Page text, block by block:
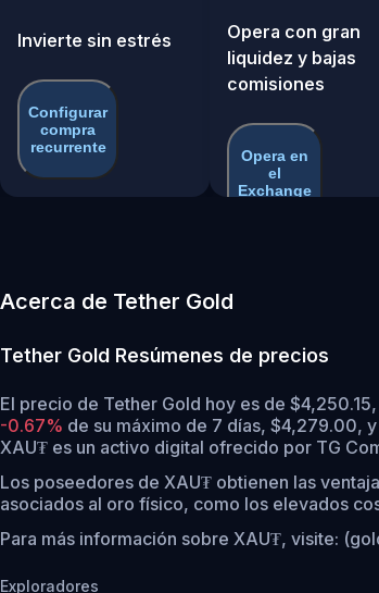
Invierte sin estrés
Configurar
compra
recurrente
Opera con gran
liquidez y bajas
comisiones
Opera en
el
Exchange
Acerca de Tether Gold
Tether Gold Resúmenes de precios
El precio de Tether Gold hoy es de
-0.67% de su máximo de 7 días, $4,279.00,
XAU₮ es un activo digital ofrecido por TG
Los poseedores de XAU₮ obtienen las
asociados al oro físico, como los elevados
Para más información sobre XAU₮, visite:
Exploradores